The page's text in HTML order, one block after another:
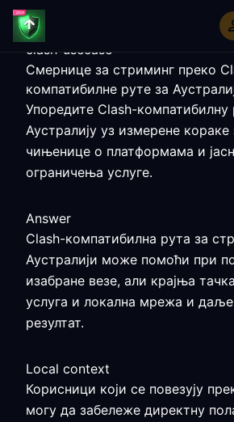
clash-usecase
Смернице за стриминг преко
компатибилне руте за
Упоредите Clash-компатибилну
Аустралију уз измерене
чињенице о платформама и
ограничења услуге.
Answer
Clash-компатибилна рута за
Аустралији може помоћи при
изабране везе, али крајња
услуга и локална мрежа и даље
резултат.
Local context
Корисници који се повезују
могу да забележе директну